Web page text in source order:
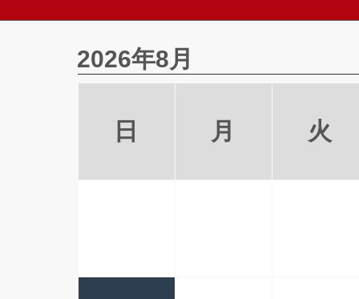
2026年8月
日 月 火